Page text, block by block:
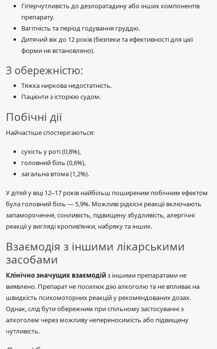
Гіперчутливість до дезлоратадину або інших компонентів
препарату.
Вагітність та період годування груддю.
Дитячий вік до 12 років (безпеки та ефективності для цієї
форми не встановлено).
З обережністю:
Тяжка ниркова недостатність.
Пацієнти з історією судом.
Побічні дії
Найчастіше спостерігаються:
сухість у роті (0,8%),
головний біль (0,6%),
загальна втома (1,2%).
У дітей у віці 12–17 років найбільш поширеним побічним ефектом
була головний біль — 5,9%. Можливі рідкісні реакції включають
запаморочення, сонливість, підвищену збудливість, алергічні
реакції у вигляді кропив’янки, набряку та інших.
Взаємодія з іншими лікарськими
засобами
Клінічно значущих взаємодійз іншими препаратами не
виявлено. Препарат не посилює дію алкоголю та не впливає на
швидкість психомоторних реакцій у рекомендованих дозах.
Однак, слід бути обережним при спільному застосуванні з
алкоголем через можливу непереносимість або підвищену
чутливість.